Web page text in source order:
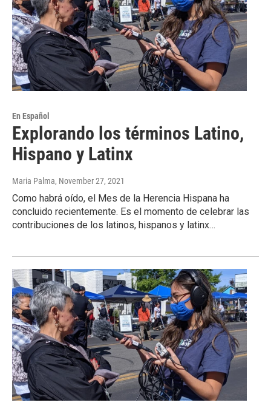
En Español
Explorando los términos Latino,
Hispano y Latinx
Maria Palma, November 27, 2021
Como habrá oído, el Mes de la Herencia Hispana ha
concluido recientemente. Es el momento de celebrar las
contribuciones de los latinos, hispanos y latinx…